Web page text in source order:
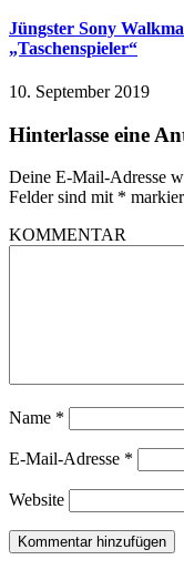
Jüngster Sony
„Taschenspieler“
10. September 2019
Hinterlasse eine
Deine E-Mail-Adresse
Felder sind mit *
KOMMENTAR
Name *
E-Mail-Adresse *
Website